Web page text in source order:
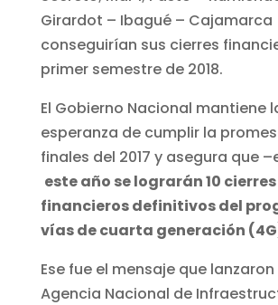
Girardot – Ibagué – Cajamarca
conseguirían sus cierres
primer semestre de 2018.
El Gobierno Nacional mantiene
esperanza de cumplir la
finales del 2017 y asegura que
este año se lograrán 10 cierres
financieros definitivos del
vías de cuarta generación
Ese fue el mensaje que
Agencia Nacional de